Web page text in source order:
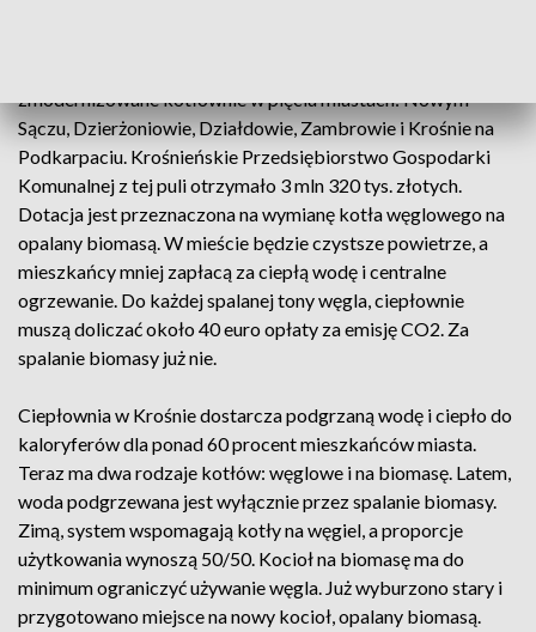
zmodernizowane kotłownie w pięciu miastach: Nowym
Sączu, Dzierżoniowie, Działdowie, Zambrowie i Krośnie na
Podkarpaciu. Krośnieńskie Przedsiębiorstwo Gospodarki
Komunalnej z tej puli otrzymało 3 mln 320 tys. złotych.
Dotacja jest przeznaczona na wymianę kotła węglowego na
opalany biomasą. W mieście będzie czystsze powietrze, a
mieszkańcy mniej zapłacą za ciepłą wodę i centralne
ogrzewanie. Do każdej spalanej tony węgla, ciepłownie
muszą doliczać około 40 euro opłaty za emisję CO2. Za
spalanie biomasy już nie.
Ciepłownia w Krośnie dostarcza podgrzaną wodę i ciepło do
kaloryferów dla ponad 60 procent mieszkańców miasta.
Teraz ma dwa rodzaje kotłów: węglowe i na biomasę. Latem,
woda podgrzewana jest wyłącznie przez spalanie biomasy.
Zimą, system wspomagają kotły na węgiel, a proporcje
użytkowania wynoszą 50/50. Kocioł na biomasę ma do
minimum ograniczyć używanie węgla. Już wyburzono stary i
przygotowano miejsce na nowy kocioł, opalany biomasą.